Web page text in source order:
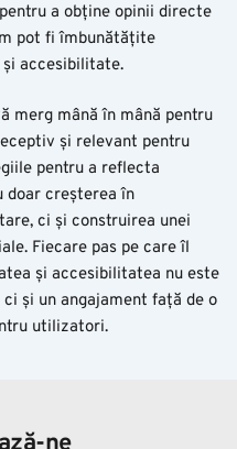
a obține opinii directe
pot fi îmbunătățite
accesibilitate.
merg mână în mână pentru
și relevant pentru
pentru a reflecta
doar creșterea în
ci și construirea unei
Fiecare pas pe care îl
și accesibilitatea nu este
și un angajament față de o
utilizatori.